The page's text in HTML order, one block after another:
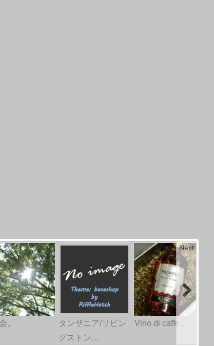
。
タンザニア/リビン
グストン…
Vino di caffe…
Next